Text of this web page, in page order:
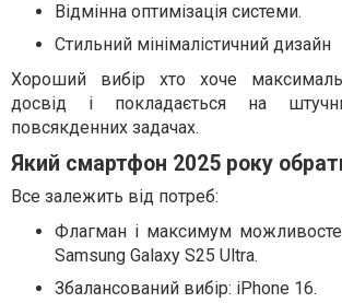
Відмінна оптимізація системи.
Стильний мінімалістичний дизайн
Хороший вибір хто хоче
досвід і покладається на
повсякденних задачах.
Який смартфон 2025 року
Все залежить від потреб:
Флагман і максимум
Samsung Galaxy S25 Ultra.
Збалансований вибір: iPhone 16.